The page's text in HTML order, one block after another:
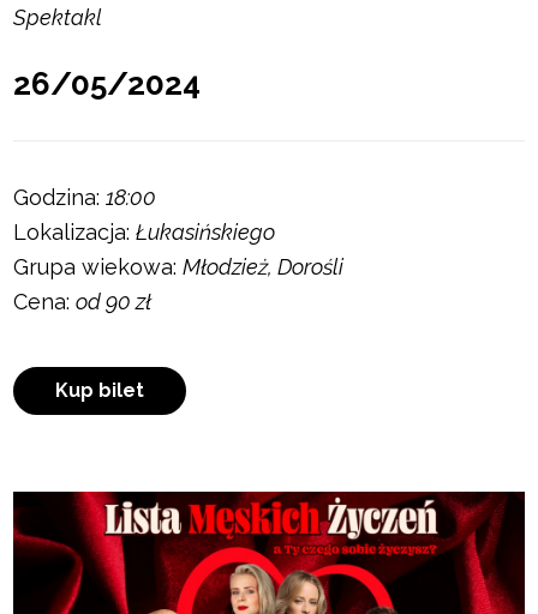
Spektakl
26/05/2024
Godzina:18:00
Lokalizacja:Łukasińskiego
Grupa wiekowa:Młodzież, Dorośli
Cena:od 90 zł
Kup bilet